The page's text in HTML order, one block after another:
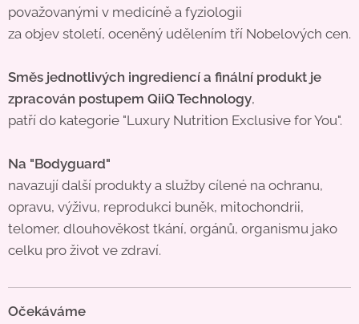
považovanými v medicíně a fyziologii
za objev století, oceněný udělením tří Nobelových cen.
Směs jednotlivých ingrediencí a finální produkt je
zpracován postupem QiiQ Technology,
patří do kategorie "Luxury Nutrition Exclusive for You".
Na "Bodyguard"
navazují další produkty a služby cílené na ochranu,
opravu, výživu, reprodukci buněk, mitochondrii,
telomer, dlouhověkost tkání, orgánů, organismu jako
celku pro život ve zdraví.
Očekáváme